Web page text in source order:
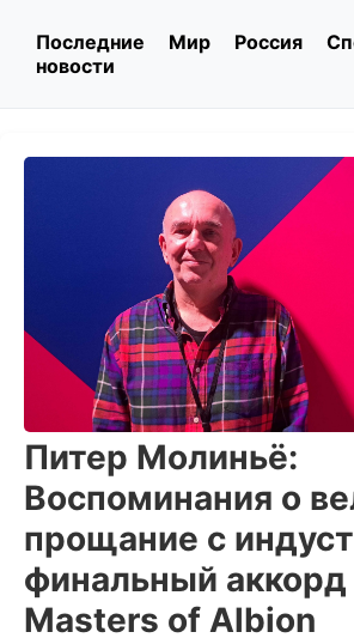
Последние
новости
Мир Россия
Питер Молиньё:
Воспоминания о
прощание с
финальный аккорд
Masters of Albion